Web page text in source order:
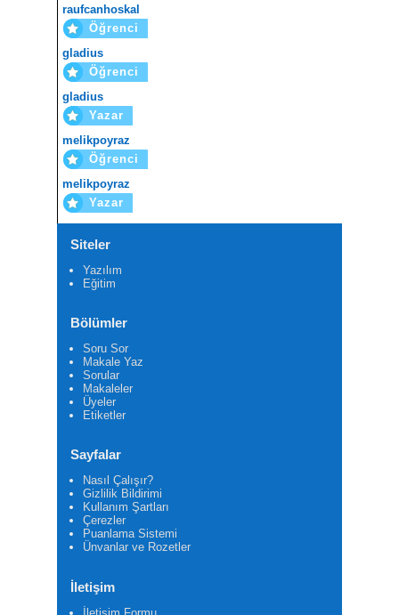
raufcanhoskal
Öğrenci
gladius
Öğrenci
gladius
Yazar
melikpoyraz
Öğrenci
melikpoyraz
Yazar
Siteler
Yazılım
Eğitim
Bölümler
Soru Sor
Makale Yaz
Sorular
Makaleler
Üyeler
Etiketler
Sayfalar
Nasıl Çalışır?
Gizlilik Bildirimi
Kullanım Şartları
Çerezler
Puanlama Sistemi
Ünvanlar ve Rozetler
İletişim